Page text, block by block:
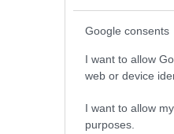
Google consents
I want to allow
web or device
I want to allow
purposes.